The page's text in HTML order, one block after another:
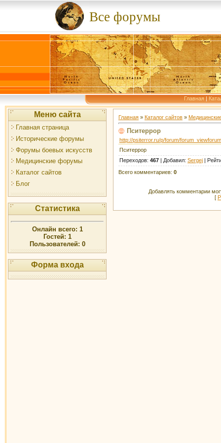
Все форумы
Главная |
Меню сайта
Главная страница
Исторические форумы
Форумы боевых искусств
Медицинские форумы
Каталог сайтов
Блог
Статистика
Онлайн всего: 1
Гостей: 1
Пользователей: 0
Форма входа
Главная » Каталог сайтов »
Пситеррор
http://psiterror.ru/p/forum/
Пситеррор
Переходов: 467 | Добавил: Sergej |
Всего комментариев: 0
Добавлять комментарии
[